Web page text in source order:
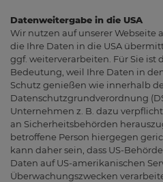
Datenweitergabe in die USA
Wir nutzen auf unserer Webseite
die Ihre Daten in die USA
ggf. weiterverarbeiten. Für Sie ist
Bedeutung, weil Ihre Daten in
Schutz genießen wie innerhalb
Datenschutzgrundverordnung
Unternehmen z. B. dazu
an Sicherheitsbehörden
betroffene Person hiergegen
kann daher sein, dass US-
Daten auf US-amerikanischen
Überwachungszwecken